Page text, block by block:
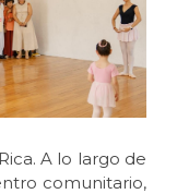
A lo largo de
comunitario,